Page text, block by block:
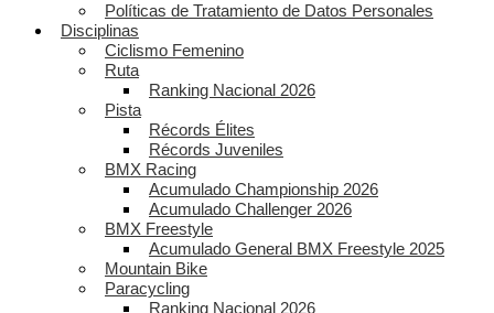
Políticas de Tratamiento de Datos Personales
Disciplinas
Ciclismo Femenino
Ruta
Ranking Nacional 2026
Pista
Récords Élites
Récords Juveniles
BMX Racing
Acumulado Championship 2026
Acumulado Challenger 2026
BMX Freestyle
Acumulado General BMX Freestyle 2025
Mountain Bike
Paracycling
Ranking Nacional 2026